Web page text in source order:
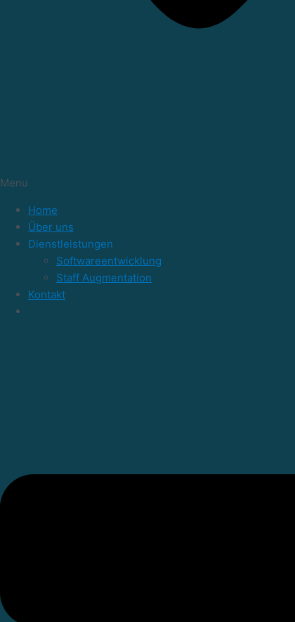
Menu
Home
Über uns
Dienstleistungen
Softwareentwicklung
Staff Augmentation
Kontakt